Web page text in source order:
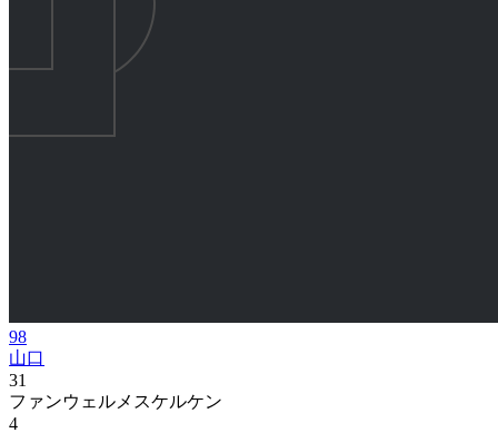
98
山口
31
ファンウェルメスケルケン
4